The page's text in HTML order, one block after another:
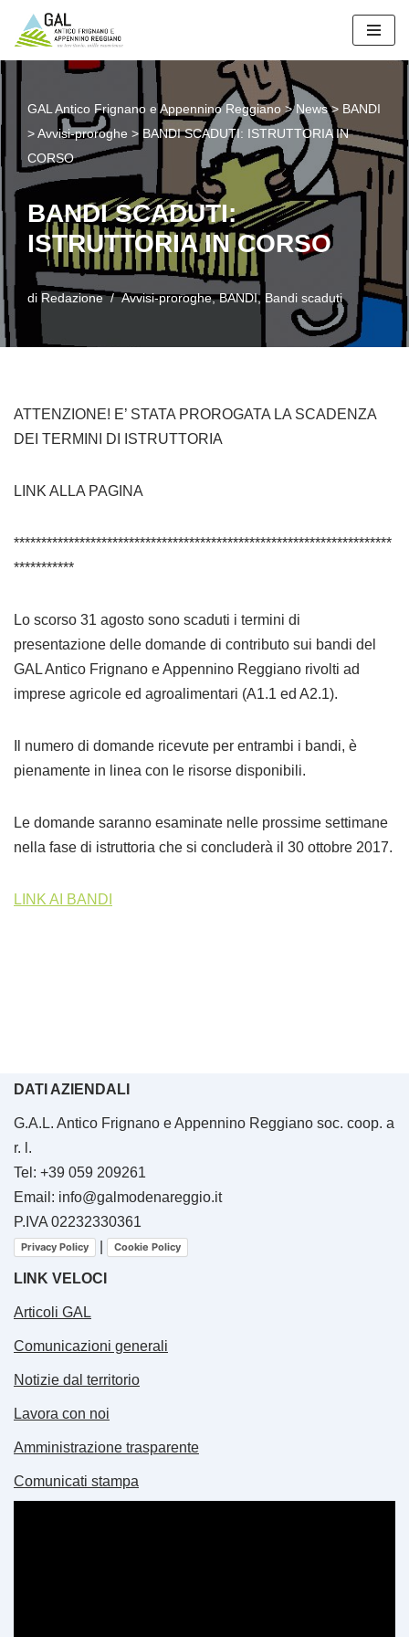
Vai
GAL Antico Frignano e Appennino Reggiano >News> BANDI
>Avvisi-proroghe > BANDI SCADUTI: ISTRUTTORIA IN
CORSO
BANDI SCADUTI:
ISTRUTTORIA IN CORSO
di Redazione Avvisi-proroghe,BANDI, Bandi scaduti
ATTENZIONE! E’ STATA PROROGATA LA SCADENZA
DEI TERMINI DI ISTRUTTORIA
LINK ALLA PAGINA
*********************************************************************
***********
Lo scorso 31 agosto sono scaduti i termini di
presentazione delle domande di contributo sui bandi del
GAL Antico Frignano e Appennino Reggiano rivolti ad
imprese agricole ed agroalimentari (A1.1 ed A2.1).
Il numero di domande ricevute per entrambi i bandi, è
pienamente in linea con le risorse disponibili.
Le domande saranno esaminate nelle prossime settimane
nella fase di istruttoria che si concluderà il 30 ottobre 2017.
LINK AI BANDI
DATI AZIENDALI
G.A.L. Antico Frignano e Appennino Reggiano soc. coop. a
r. l.
Tel: +39 059 209261
Email: info@galmodenareggio.it
P.IVA 02232330361
Privacy Policy Cookie Policy
LINK VELOCI
Articoli GAL
Comunicazioni generali
Notizie dal territorio
Lavora con noi
Amministrazione trasparente
Comunicati stampa